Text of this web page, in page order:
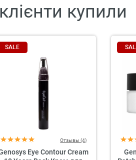
купили
SALE
Отзывы (4)
Eye Contour Cream